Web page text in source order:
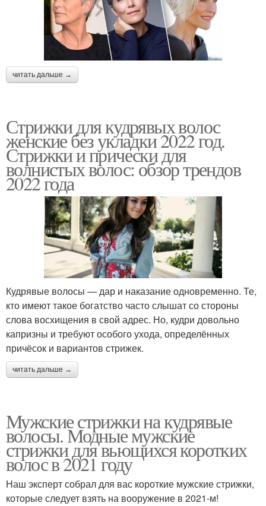
читать дальше →
Стрижки для кудрявых волос
женские без укладки 2022 год.
Стрижки и прически для
волнистых волос: обзор трендов
2022 года
Кудрявые волосы — дар и наказание одновременно. Те,
кто имеют такое богатство часто слышат со стороны
слова восхищения в свой адрес. Но, кудри довольно
капризны и требуют особого ухода, определённых
причёсок и вариантов стрижек.
читать дальше →
Мужские стрижки на кудрявые
волосы. Модные мужские
стрижки для вьющихся коротких
волос в 2021 году
Наш эксперт собрал для вас короткие мужские стрижки,
которые следует взять на вооружение в 2021-м!